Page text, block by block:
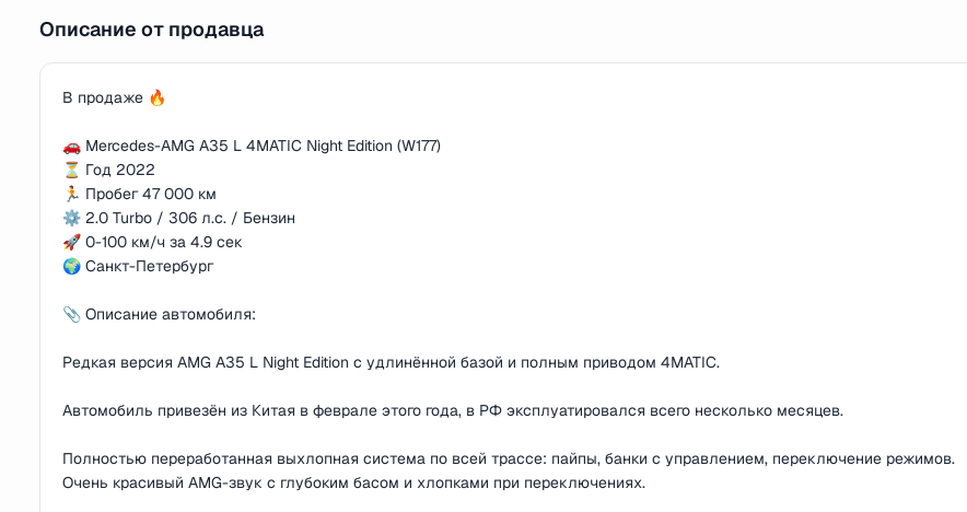
Описание от продавца
В продаже 🔥
🚗 Mercedes-AMG A35 L 4MATIC Night Edition (W177)
⏳ Год 2022
🏃 Пробег 47 000 км
⚙️ 2.0 Turbo / 306 л.с. / Бензин
🚀 0-100 км/ч за 4.9 сек
🌍 Санкт-Петербург
📎 Описание автомобиля:
Редкая версия AMG A35 L Night Edition с удлинённой базой и полным приводом 4MATIC.
Автомобиль привезён из Китая в феврале этого года, в РФ эксплуатировался всего несколько месяцев.
Полностью переработанная выхлопная система по всей трассе: пайпы, банки с управлением, переключение режимов.
Очень красивый AMG-звук с глубоким басом и хлопками при переключениях.